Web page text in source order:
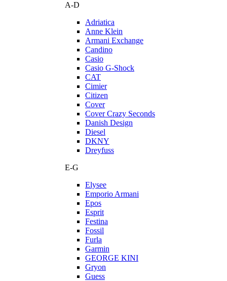
A-D
Adriatica
Anne Klein
Armani Exchange
Candino
Casio
Casio G-Shock
CAT
Cimier
Citizen
Cover
Cover Crazy Seconds
Danish Design
Diesel
DKNY
Dreyfuss
E-G
Elysee
Emporio Armani
Epos
Esprit
Festina
Fossil
Furla
Garmin
GEORGE KINI
Gryon
Guess